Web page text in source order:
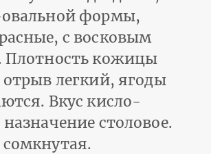
овальной формы,
с восковым
Плотность кожицы
отрыв легкий, ягоды
Вкус кисло-
столовое.